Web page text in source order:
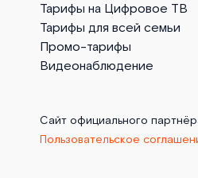
Тарифы на Цифровое ТВ
Тарифы для всей семьи
Промо-тарифы
Видеонаблюдение
Сайт официального
Пользовательское